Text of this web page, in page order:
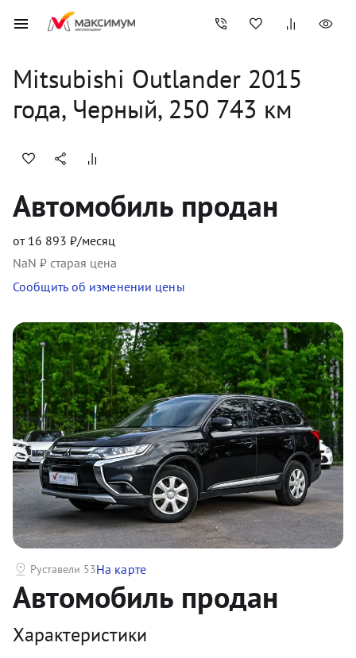
Mitsubishi Outlander 2015
года, Черный, 250 743 км
Автомобиль продан
от 16 893 ₽/месяц
NaN ₽ старая цена
Сообщить об изменении цены
Автомобиль продан
Характеристики
Руставели 53На карте